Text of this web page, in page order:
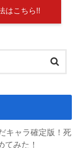
はこちら!!
キャラ確定版！死
てみた！